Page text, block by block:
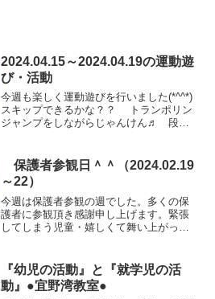
2024.04.15～2024.04.19の運動遊
び・活動
今週も楽しく運動遊びを行いました(*^^*)
スキップできるかな？？ トランポリン
ジャンプをしながらじゃんけん♬ 段差
し遠出して公園へ行きました！！芝すべ
りをし...
保護者参観日＾＾（2024.02.19
～22）
今週は保護者参観の週でした。多くの保
護者に参観頂き感謝申し上げます。緊張
してしまう児童・嬉しくて舞い上がって
しく思います。最近ルービックキューブ
に挑戦中の二人です ある...
『幼児の活動』と『就学児の活
動』●宜野湾教室●